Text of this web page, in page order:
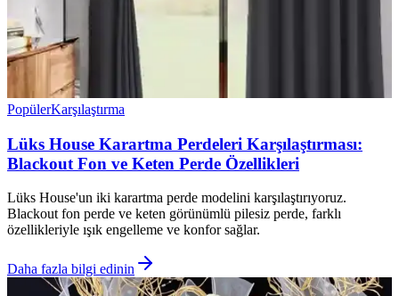
PopülerKarşılaştırma
Lüks House Karartma Perdeleri Karşılaştırması:
Blackout Fon ve Keten Perde Özellikleri
Lüks House'un iki karartma perde modelini karşılaştırıyoruz.
Blackout fon perde ve keten görünümlü pilesiz perde, farklı
özellikleriyle ışık engelleme ve konfor sağlar.
Daha fazla bilgi edinin